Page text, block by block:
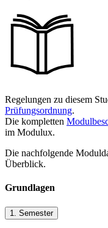
Regelungen zu diesem
Prüfungsordnung.
Die kompletten
im Modulux.
Die nachfolgende
Überblick.
Grundlagen
1. Semester